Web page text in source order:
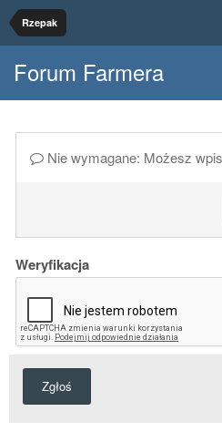
Rzepak
Forum Farmera
Nie wymagane: Możesz
Weryfikacja
Zgłoś